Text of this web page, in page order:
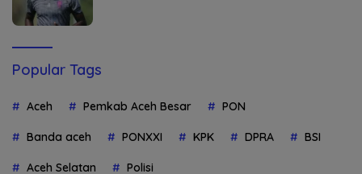
Popular Tags
Aceh Pemkab Aceh Besar PON
Banda aceh PONXXI KPK DPRA BSI
Aceh Selatan Polisi